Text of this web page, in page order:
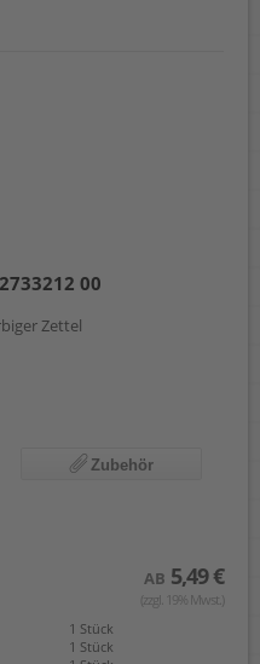
00
Zettel
Zubehör
AB 5,49 €
(zzgl. 19% Mwst.)
1 Stück
1 Stück